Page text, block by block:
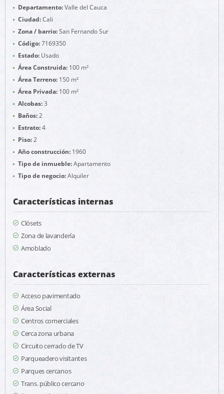
Departamento:Valle del Cauca
Ciudad:Cali
Zona / barrio:San Fernando Sur
Código:7169350
Estado:Usado
Área Construida:100 m²
Área Terreno: 150 m²
Área Privada: 100 m²
Alcobas:3
Baños:2
Estrato:4
Piso:2
Año construcción:1960
Tipo de inmueble:Apartamento
Tipo de negocio:Alquiler
Características internas
Clósets
Zona de lavandería
Amoblado
Características externas
Acceso pavimentado
Área Social
Centros comerciales
Cerca zona urbana
Circuito cerrado de TV
Parqueadero visitantes
Parques cercanos
Trans. público cercano